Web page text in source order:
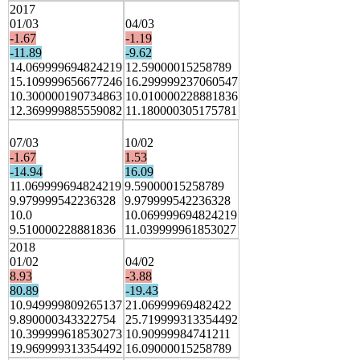
2017
01/03
-1.67
-11.89
14.069999694824219
15.109999656677246
10.300000190734863
12.369999885559082
04/03
-1.19
-9.62
12.59000015258789
16.299999237060547
10.010000228881836
11.180000305175781
07/03
-1.67
-14.94
11.069999694824219
9.979999542236328
10.0
9.510000228881836
10/02
1.53
16.09
9.59000015258789
9.979999542236328
10.069999694824219
11.039999961853027
2018
01/02
8.93
80.89
10.949999809265137
9.890000343322754
10.399999618530273
19.969999313354492
04/02
-3.88
-19.43
21.06999969482422
25.719999313354492
10.90999984741211
16.09000015258789